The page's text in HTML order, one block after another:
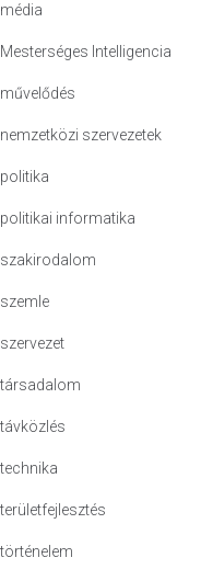
média
Mesterséges Intelligencia
művelődés
nemzetközi szervezetek
politika
politikai informatika
szakirodalom
szemle
szervezet
társadalom
távközlés
technika
területfejlesztés
történelem